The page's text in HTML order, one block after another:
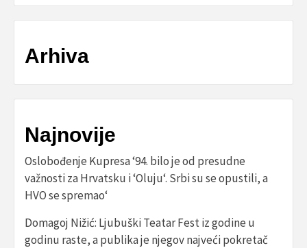
Arhiva
Najnovije
Oslobođenje Kupresa ‘94. bilo je od presudne
važnosti za Hrvatsku i ‘Oluju‘. Srbi su se opustili, a
HVO se spremao‘
Domagoj Nižić: Ljubuški Teatar Fest iz godine u
godinu raste, a publika je njegov najveći pokretač